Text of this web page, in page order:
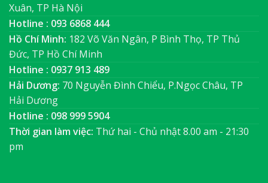
Xuân, TP Hà Nội
Hotline : 093 6868 444
Hồ Chí Minh: 182 Võ Văn Ngân, P Bình Thọ, TP Thủ
Đức, TP Hồ Chí Minh
Hotline : 0937 913 489
Hải Dương: 70 Nguyễn Đình Chiểu, P.Ngọc Châu, TP
Hải Dương
Hotline : 098 999 5904
Thời gian làm việc: Thứ hai - Chủ nhật 8.00 am - 21:30
pm